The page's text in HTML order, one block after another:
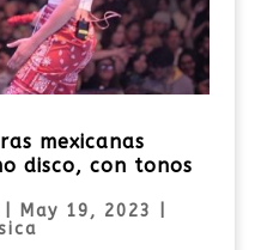
mexicanas
disco, con tonos
May 19, 2023